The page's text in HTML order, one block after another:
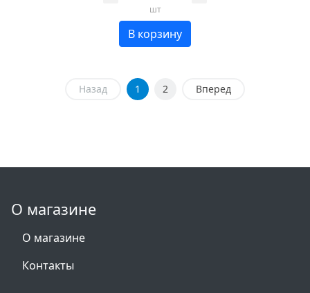
шт
В корзину
Назад 1 2 Вперед
О магазине
О магазине
Контакты